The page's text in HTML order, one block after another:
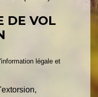
DE VOL
légale et